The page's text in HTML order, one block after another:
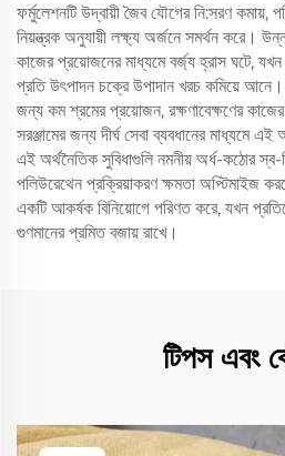
ফর্মুলেশনটি উদ্বায়ী জৈব যৌগের নি:সরণ কমায়,
নিয়ন্ত্রক অনুযায়ী লক্ষ্য অর্জনে সমর্থন করে।
কাজের প্রয়োজনের মাধ্যমে বর্জ্য হ্রাস ঘটে, যখন
প্রতি উৎপাদন চক্রে উপাদান খরচ কমিয়ে
জন্য কম শ্রমের প্রয়োজন, রক্ষণাবেক্ষণের
সরঞ্জামের জন্য দীর্ঘ সেবা ব্যবধানের মাধ্যমে
এই অর্থনৈতিক সুবিধাগুলি নমনীয় অর্ধ-কঠোর
পলিউরেথেন প্রক্রিয়াকরণ ক্ষমতা অপ্টিমাইজ
একটি আকর্ষক বিনিয়োগে পরিণত করে, যখন
গুণমানের প্রমিত বজায় রাখে।
টিপস এবং